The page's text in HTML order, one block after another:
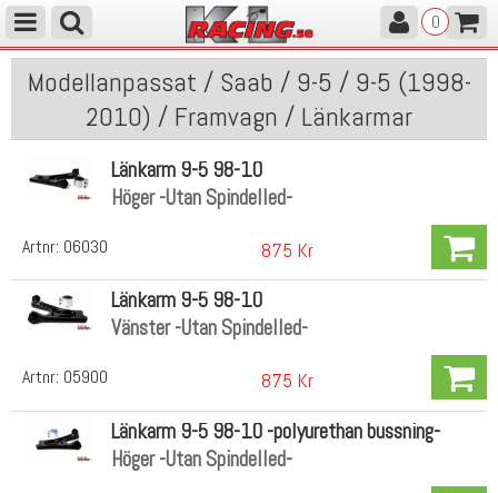
0
Modellanpassat / Saab / 9-5 / 9-5 (1998-
2010) / Framvagn / Länkarmar
Artnr: 06030
Länkarm 9-5 98-10
Höger -Utan Spindelled-
875 Kr
Artnr: 05900
Länkarm 9-5 98-10
Vänster -Utan Spindelled-
875 Kr
Länkarm 9-5 98-10 -polyurethan bussning-
Höger -Utan Spindelled-